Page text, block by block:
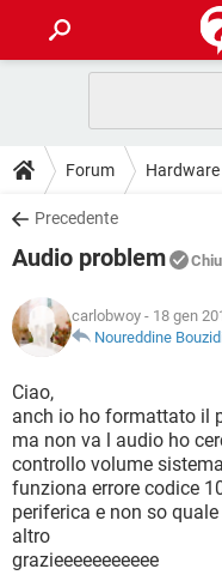
INTRATTENIMENTO
iOS
INSTAGRAM
TIKTOK
HARDWARE
GUIDE
COVID-19
INSTAGRAM
HARDWARE
DOWNLOAD
COVID-19
INTRATTENIMENTO
iOS
INSTAGRAM
TIKTOK
HARDWARE
COVID-19
iOS
INSTAGRAM
TIKTOK
HARDWARE
GLOSSARIO
COVID-19
INTRATTENIMENTO
iOS
INSTAGRAM
TIKTOK
Forum Hardware
Precedente
Audio problem
carlobwoy - 18 gen
Noureddine
Ciao,
anch io ho formattato il
ma non va l audio ho
controllo volume
funziona errore codice
periferica e non so
altro
grazieeeeeeeeeee